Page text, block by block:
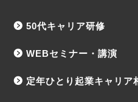
50代キャリア研修
WEBセミナー・講演
定年ひとり起業キャリア